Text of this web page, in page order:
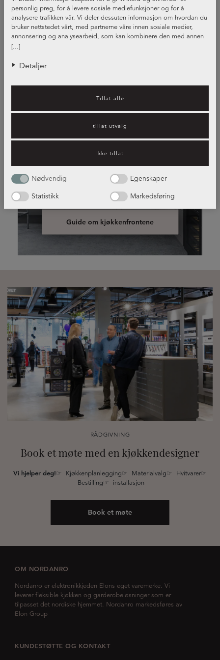
[...]
personlig preg, for å levere sosiale mediefunksjoner og for å
analysere trafikken vår. Vi deler dessuten informasjon om hvordan du
bruker nettstedet vårt, med partnerne våre innen sosiale medier,
annonsering og analysearbeid, som kan kombinere den med annen
informasjon du har gjort tilgjengelig for dem, eller som de har samlet
Detaljer
Tillat alle
tillat utvalg
Ikke tillat
Nødvendig
Egenskaper
Statistikk
Markedsføring
kjøkkenfrontene i forskjellige
stiler og farger
Guide om kjøkkenfrontene
RÅDGIVNING
Book et møte med en kjøkkendesigner
Vi hjelper deg!☞ Kjøkkenplanlegging☞ Materialvalg☞ Hvitvarer☞
Bestilling☞ installasjon
Book et møte
OM NORDANRO
Nordanro er elektronikkjeden Elons eget varemerke. Vi
leverer fleksible kjøkken og garderobeløsninger som er
tilpasset det nordiske hjemmet. Nordanro markedsføres av
Elon Group
KUNDESTØTTE OG KONTAKT